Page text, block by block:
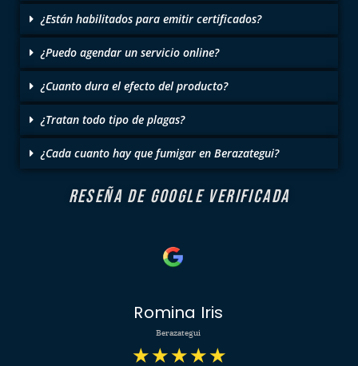
¿Están habilitados para emitir certificados?
¿Puedo agendar un servicio online?
¿Cuanto dura el efecto del producto?
¿Tratan todo tipo de plagas?
¿Cada cuanto hay que fumigar en Berazategui?
RESEÑA DE GOOGLE VERIFICADA
Romina Iris
Berazategui
★ ★ ★ ★ ★